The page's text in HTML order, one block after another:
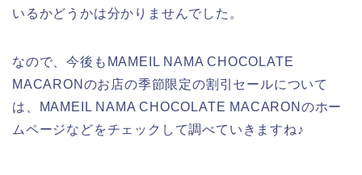
いるかどうかは分かりませんでした。
なので、今後もMAMEIL NAMA CHOCOLATE
MACARONのお店の季節限定の割引セールについて
は、MAMEIL NAMA CHOCOLATE MACARONのホー
ムページなどをチェックして調べていきますね♪